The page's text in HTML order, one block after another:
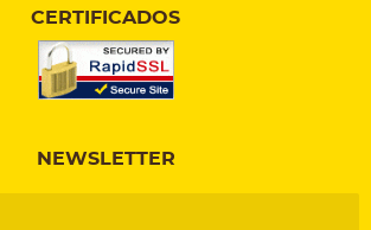
CERTIFICADOS
NEWSLETTER